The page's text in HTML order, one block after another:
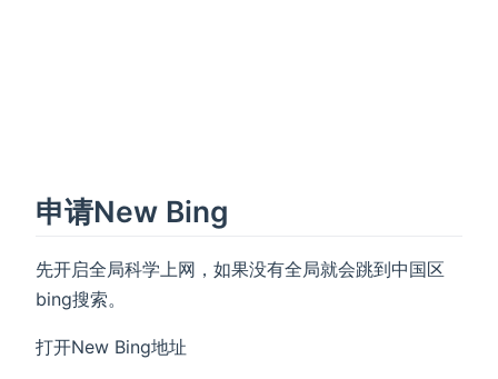
申请New Bing
先开启全局科学上网，如果没有全局就会跳到中国区
bing搜索。
打开New Bing地址